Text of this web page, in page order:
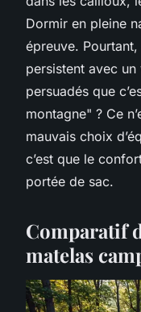
Dormir en pleine
épreuve.
persistent avec
persuadés que
montagne" ? Ce
mauvais choix
c’est que le
portée de sac.
Comparatif
matelas